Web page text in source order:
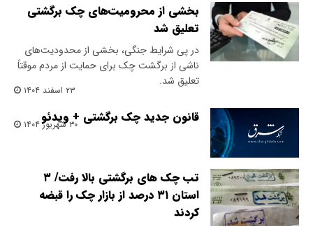
بخشی از محرومیت‌های چک برگشتی
تعلیق شد
​در پی شرایط جنگی، بخشی از محدودیت‌های
ناشی از برگشت چک برای حمایت از مردم موقتاً
تعلیق شد.
۲۳ اسفند ۱۴۰۴
قانون جدید چک برگشتی + ویدئو
۳۰ شهریور ۱۴۰۴
تب چک های برگشتی بالا رفت/ ۳
استان ۳۱ درصد از بازار چک را قبضه
کردند